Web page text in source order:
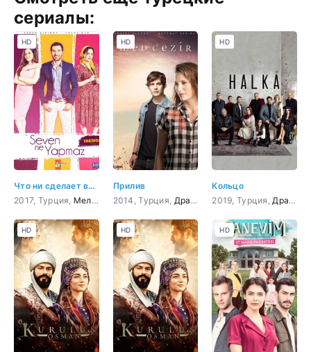
сериалы:
Что ни сделает влюбленный
2017, Турция, Мелодрама ,Комедия
HD
Прилив
2014, Турция, Драма Мелодрама ,Комедия
HD
Кольцо
2019, Турция, Драма
HD
HD HD HD